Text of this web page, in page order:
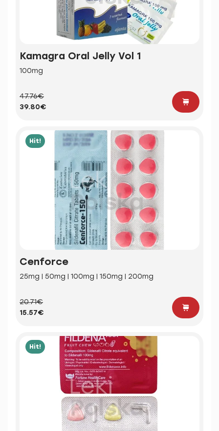
Kamagra Oral Jelly Vol 1
100mg
47.76€
39.80€
Hit!
Cenforce
25mg | 50mg | 100mg | 150mg | 200mg
20.71€
15.57€
Hit!